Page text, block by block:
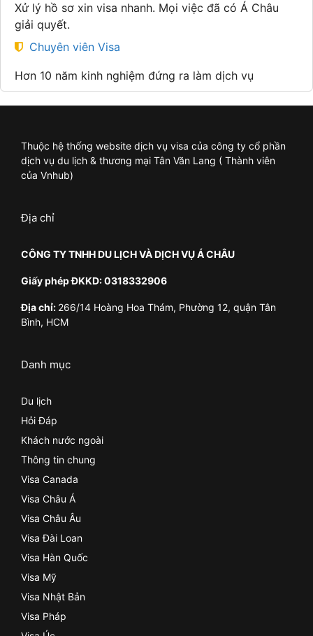
Xử lý hồ sơ xin visa nhanh. Mọi việc đã có Á Châu
giải quyết.
Chuyên viên Visa
Hơn 10 năm kinh nghiệm đứng ra làm dịch vụ
Thuộc hệ thống website dịch vụ visa của công ty cổ phần
dịch vụ du lịch & thương mại Tân Văn Lang ( Thành viên
của Vnhub)
Địa chỉ
CÔNG TY TNHH DU LỊCH VÀ DỊCH VỤ Á CHÂU
Giấy phép ĐKKD: 0318332906
Địa chỉ: 266/14 Hoàng Hoa Thám, Phường 12, quận Tân
Bình, HCM
Danh mục
Du lịch
Hỏi Đáp
Khách nước ngoài
Thông tin chung
Visa Canada
Visa Châu Á
Visa Châu Âu
Visa Đài Loan
Visa Hàn Quốc
Visa Mỹ
Visa Nhật Bản
Visa Pháp